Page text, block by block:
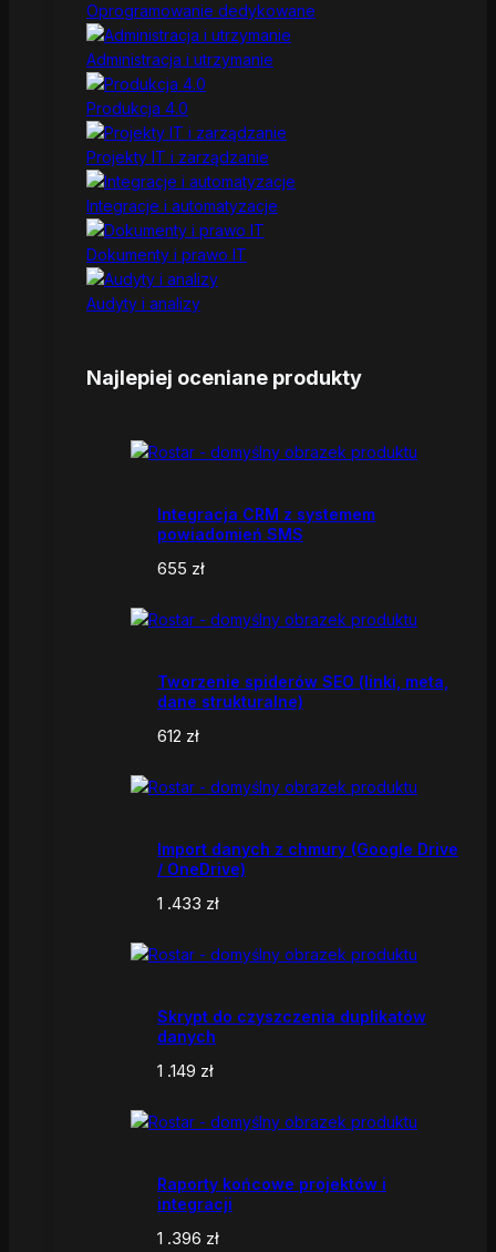
Oprogramowanie dedykowane
Administracja i utrzymanie
Produkcja 4.0
Projekty IT i zarządzanie
Integracje i automatyzacje
Dokumenty i prawo IT
Audyty i analizy
Najlepiej oceniane produkty
Integracja CRM z systemem
powiadomień SMS
655 zł
Tworzenie spiderów SEO (linki, meta,
dane strukturalne)
612 zł
Import danych z chmury (Google Drive
/ OneDrive)
1 .433 zł
Skrypt do czyszczenia duplikatów
danych
1 .149 zł
Raporty końcowe projektów i
integracji
1 .396 zł